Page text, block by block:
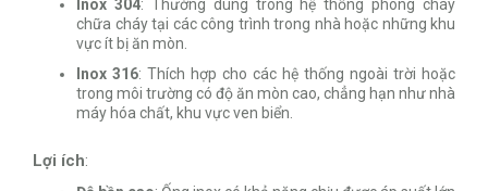
Inox 304: Thường dùng trong hệ thống phòng cháy
chữa cháy tại các công trình trong nhà hoặc những khu
vực ít bị ăn mòn.
Inox 316: Thích hợp cho các hệ thống ngoài trời hoặc
trong môi trường có độ ăn mòn cao, chẳng hạn như nhà
máy hóa chất, khu vực ven biển.
Lợi ích: